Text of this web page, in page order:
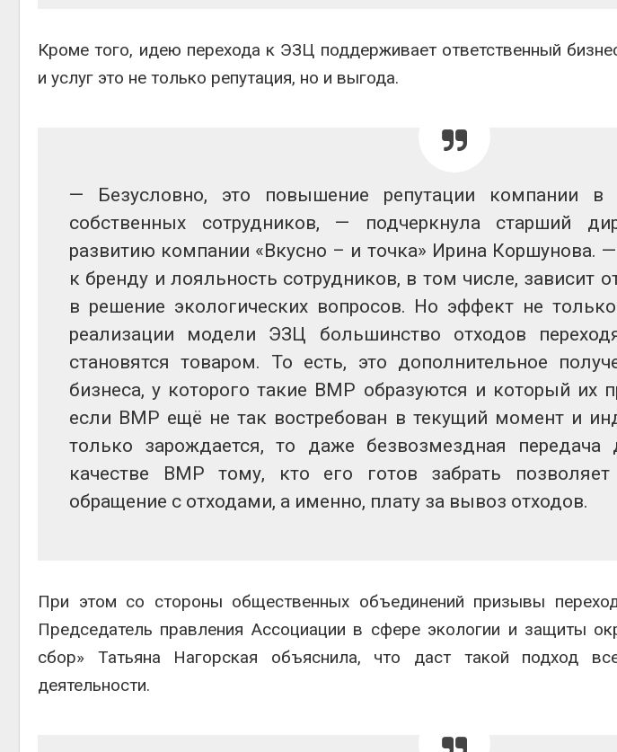
Кроме того, идею перехода к ЭЗЦ поддерживает ответственный
и услуг это не только репутация, но и выгода.
— Безусловно, это повышение репутации компании в
собственных сотрудников, — подчеркнула старший
развитию компании «Вкусно – и точка» Ирина Коршунова.
к бренду и лояльность сотрудников, в том числе, зависит
в решение экологических вопросов. Но эффект не
реализации модели ЭЗЦ большинство отходов
становятся товаром. То есть, это дополнительное
бизнеса, у которого такие ВМР образуются и который их
если ВМР ещё не так востребован в текущий момент и
только зарождается, то даже безвозмездная
качестве ВМР тому, кто его готов забрать
обращение с отходами, а именно, плату за вывоз отходов.
При этом со стороны общественных объединений призывы
Председатель правления Ассоциации в сфере экологии и защиты
сбор» Татьяна Нагорская объяснила, что даст такой подход
деятельности.